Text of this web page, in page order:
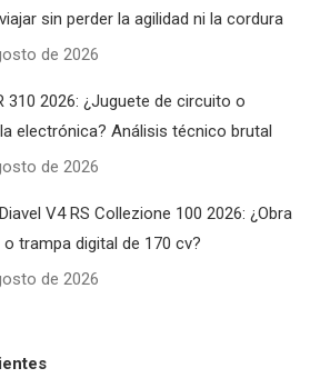
sin perder la agilidad ni la cordura
de 2026
310 2026: ¿Juguete de circuito o
electrónica? Análisis técnico brutal
de 2026
V4 RS Collezione 100 2026: ¿Obra
trampa digital de 170 cv?
de 2026